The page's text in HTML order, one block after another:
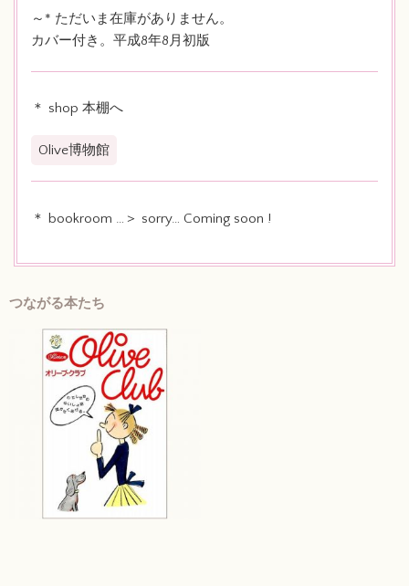
～* ただいま在庫がありません。
カバー付き。平成8年8月初版
＊ shop 本棚へ
Olive博物館
＊ bookroom …＞ sorry… Coming soon !
つながる本たち